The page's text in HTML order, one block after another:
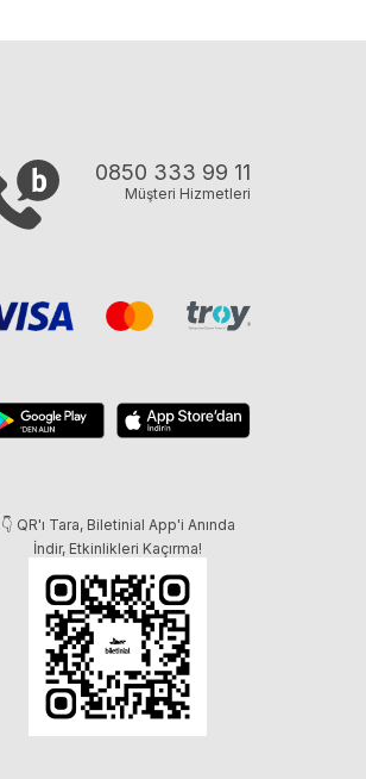
0850 333 99 11
Müşteri Hizmetleri
👇 QR'ı Tara, Biletinial App'i Anında
İndir, Etkinlikleri Kaçırma!